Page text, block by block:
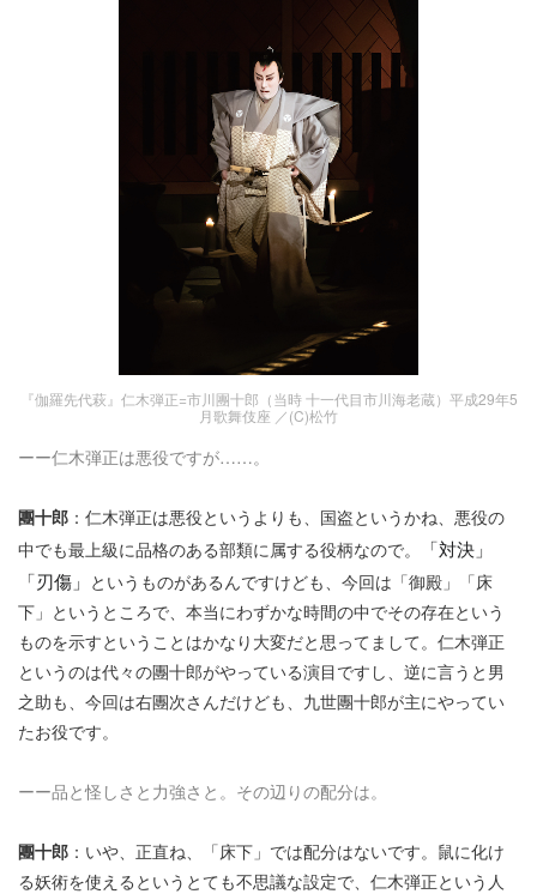
『伽羅先代萩』仁木弾正=市川團十郎（当時 十一代目市川海老蔵）平成29年5
月歌舞伎座 ／(C)松竹
ーー仁木弾正は悪役ですが……。
團十郎 ：仁木弾正は悪役というよりも、国盗というかね、悪役の
中でも最上級に品格のある部類に属する役柄なので。
「対決」
「刃傷」 というものがあるんですけども、今回は「御殿」「床
下」というところで、本当にわずかな時間の中でその存在という
ものを示すということはかなり大変だと思ってまして。仁木弾正
というのは代々の團十郎がやっている演目ですし、逆に言うと男
之助も、今回は右團次さんだけども、九世團十郎が主にやってい
たお役です。
ーー品と怪しさと力強さと。その辺りの配分は。
團十郎 ：いや、正直ね、「床下」では配分はないです。鼠に化け
る妖術を使えるというとても不思議な設定で、仁木弾正という人